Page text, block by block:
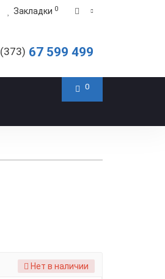
Закладки 0
67 599 499
0
Нет в наличии